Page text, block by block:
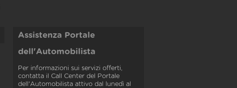
Assistenza Portale
dell'Automobilista
Per informazioni sui servizi offerti,
contatta il Call Center del Portale
dell'Automobilista attivo dal lunedì al